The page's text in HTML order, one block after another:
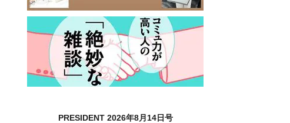
PRESIDENT 2026年8月14日号